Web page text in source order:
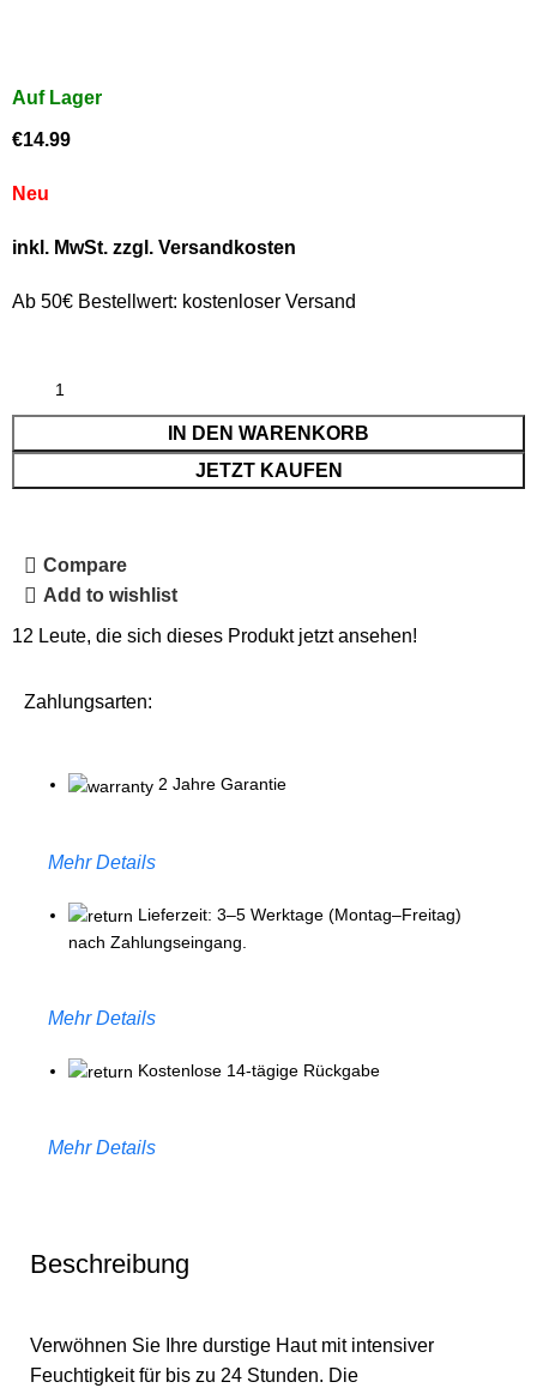
€14.99
Neu
inkl. MwSt. zzgl. Versandkosten
Ab 50€ Bestellwert: kostenloser Versand
IN DEN WARENKORB
JETZT KAUFEN
Compare
Add to wishlist
12 Leute, die sich dieses Produkt jetzt ansehen!
Zahlungsarten:
2 Jahre Garantie
Mehr Details
Lieferzeit: 3–5 Werktage (Montag–Freitag)
nach Zahlungseingang.
Mehr Details
Kostenlose 14-tägige Rückgabe
Mehr Details
Beschreibung
Verwöhnen Sie Ihre durstige Haut mit intensiver
Feuchtigkeit für bis zu 24 Stunden. Die